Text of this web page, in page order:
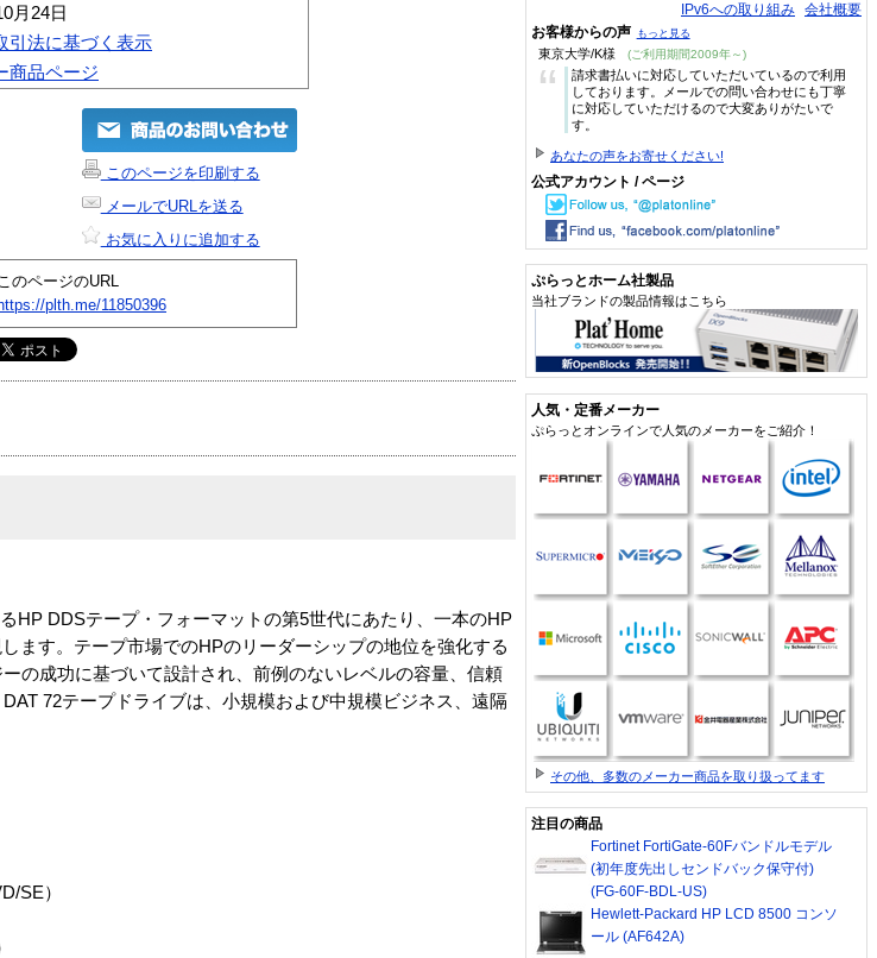
月24日
引法に基づく表示
商品ページ
このページを印刷する
メールでURLを送る
お気に入りに追加する
このページのURL
https://plth.me/11850396
HP DDSテープ・フォーマットの第5世代にあたり、一本のHP
ます。テープ市場でのHPのリーダーシップの地位を強化する
の成功に基づいて設計され、前例のないレベルの容量、信頼
72テープドライブは、小規模および中規模ビジネス、遠隔
SE）
IPv6への取り組み 会社概要
お客様からの声 もっと見る
東京大学/K様 (ご利用期間2009年～)
“
請求書払いに対応していただいているので利用
しております。メールでの問い合わせにも丁寧
に対応していただけるので大変ありがたいで
す。
あなたの声をお寄せください!
公式アカウント / ページ
ぷらっとホーム社製品
当社ブランドの製品情報はこちら
人気・定番メーカー
ぷらっとオンラインで人気のメーカーをご紹介！
その他、多数のメーカー商品を取り扱ってます
注目の商品
Fortinet FortiGate-60Fバンドルモデル
(初年度先出しセンドバック保守付)
(FG-60F-BDL-US)
Hewlett-Packard HP LCD 8500 コンソ
ール (AF642A)